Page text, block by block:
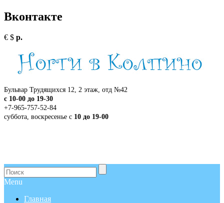
Вконтакте
€ $ р.
Бульвар Трудящихся 12, 2 этаж, отд №42
c 10-00 до 19-30
+7-965-757-52-84
суббота, воскресенье с 10 до 19-00
Menu
Главная